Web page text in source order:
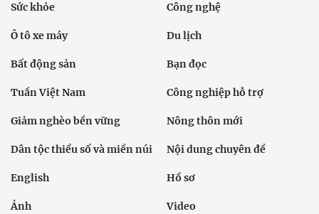
Sức khỏe Công nghệ
Ô tô xe máy Du lịch
Bất động sản Bạn đọc
Tuần Việt Nam Công nghiệp hỗ trợ
Giảm nghèo bền vững Nông thôn mới
Dân tộc thiểu số và miền núi Nội dung chuyên đề
English Hồ sơ
Ảnh Video